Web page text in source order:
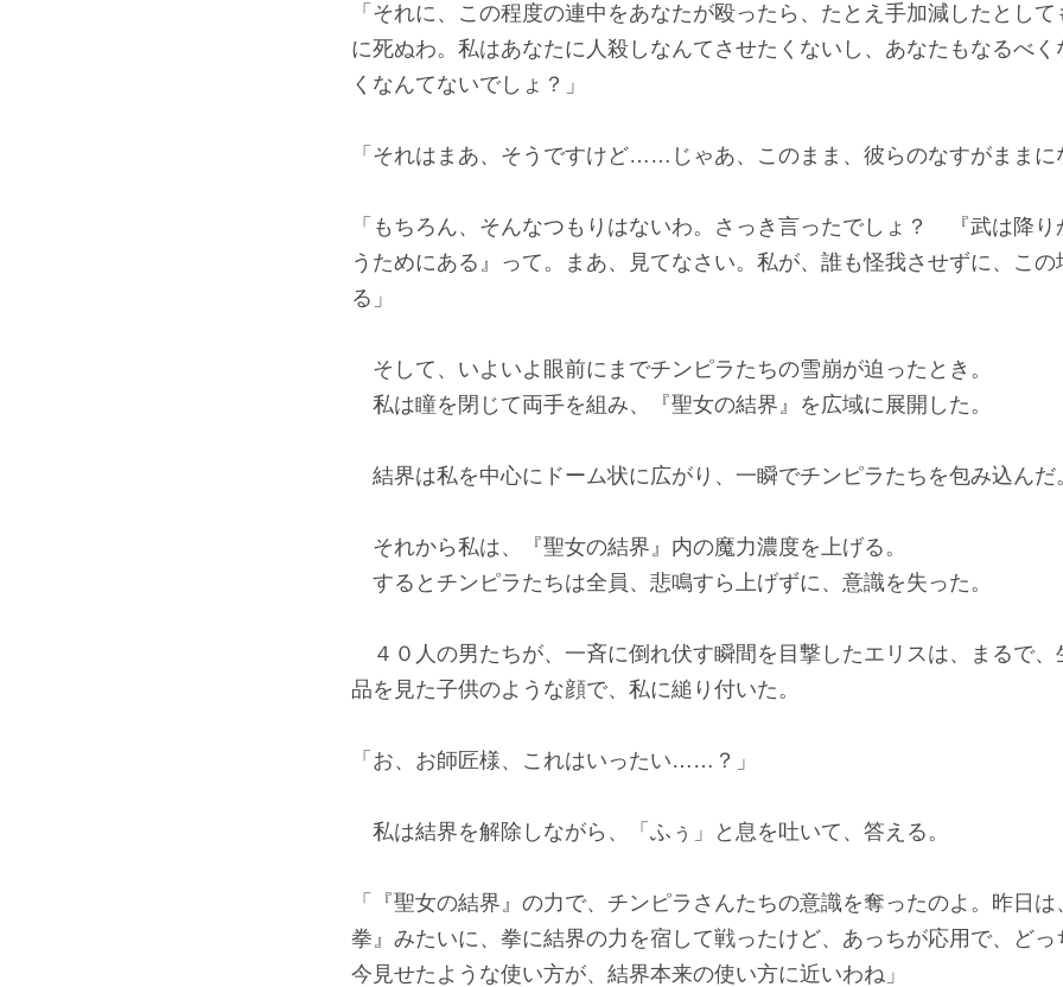
「それに、この程度の連中をあなたが殴ったら、たとえ手加減したとし
に死ぬわ。私はあなたに人殺しなんてさせたくないし、あなたもなるべく
くなんてないでしょ？」
「それはまあ、そうですけど……じゃあ、このまま、彼らのなすがままに
「もちろん、そんなつもりはないわ。さっき言ったでしょ？ 『武は降
うためにある』って。まあ、見てなさい。私が、誰も怪我させずに、こ
る」
そして、いよいよ眼前にまでチンピラたちの雪崩が迫ったとき。
私は瞳を閉じて両手を組み、『聖女の結界』を広域に展開した。
結界は私を中心にドーム状に広がり、一瞬でチンピラたちを包み込んだ
それから私は、『聖女の結界』内の魔力濃度を上げる。
するとチンピラたちは全員、悲鳴すら上げずに、意識を失った。
４０人の男たちが、一斉に倒れ伏す瞬間を目撃したエリスは、まるで、
品を見た子供のような顔で、私に縋り付いた。
「お、お師匠様、これはいったい……？」
私は結界を解除しながら、「ふぅ」と息を吐いて、答える。
「『聖女の結界』の力で、チンピラさんたちの意識を奪ったのよ。昨日
拳』みたいに、拳に結界の力を宿して戦ったけど、あっちが応用で、どっ
今見せたような使い方が、結界本来の使い方に近いわね」